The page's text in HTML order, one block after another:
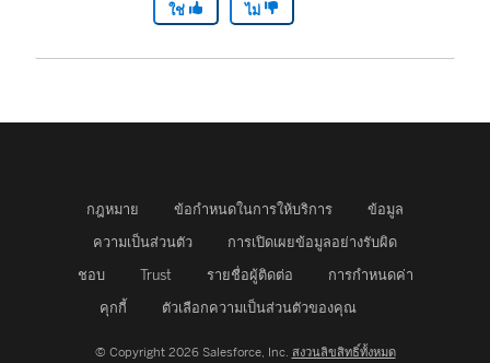
ใช่ ไม่
กฎหมาย ข้อกำหนดในการให้บริการ
ข้อมูล
ความเป็นส่วนตัว
การเปิดเผยข้อมูลอย่างรับผิด
ชอบ
Trust รายชื่อผู้ติดต่อ
การกำหนดค่า
คุกกี้
ตัวเลือกความเป็นส่วนตัวของคุณ
© Copyright 2026 Salesforce, Inc. สงวนลิขสิทธิ์ทั้งหมด